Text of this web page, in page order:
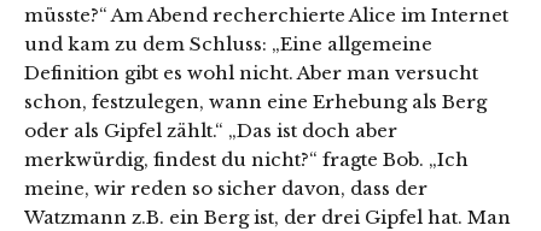
müsste?“ Am Abend recherchierte Alice im Internet
und kam zu dem Schluss: „Eine allgemeine
Definition gibt es wohl nicht. Aber man versucht
schon, festzulegen, wann eine Erhebung als Berg
oder als Gipfel zählt.“ „Das ist doch aber
merkwürdig, findest du nicht?“ fragte Bob. „Ich
meine, wir reden so sicher davon, dass der
Watzmann z.B. ein Berg ist, der drei Gipfel hat. Man